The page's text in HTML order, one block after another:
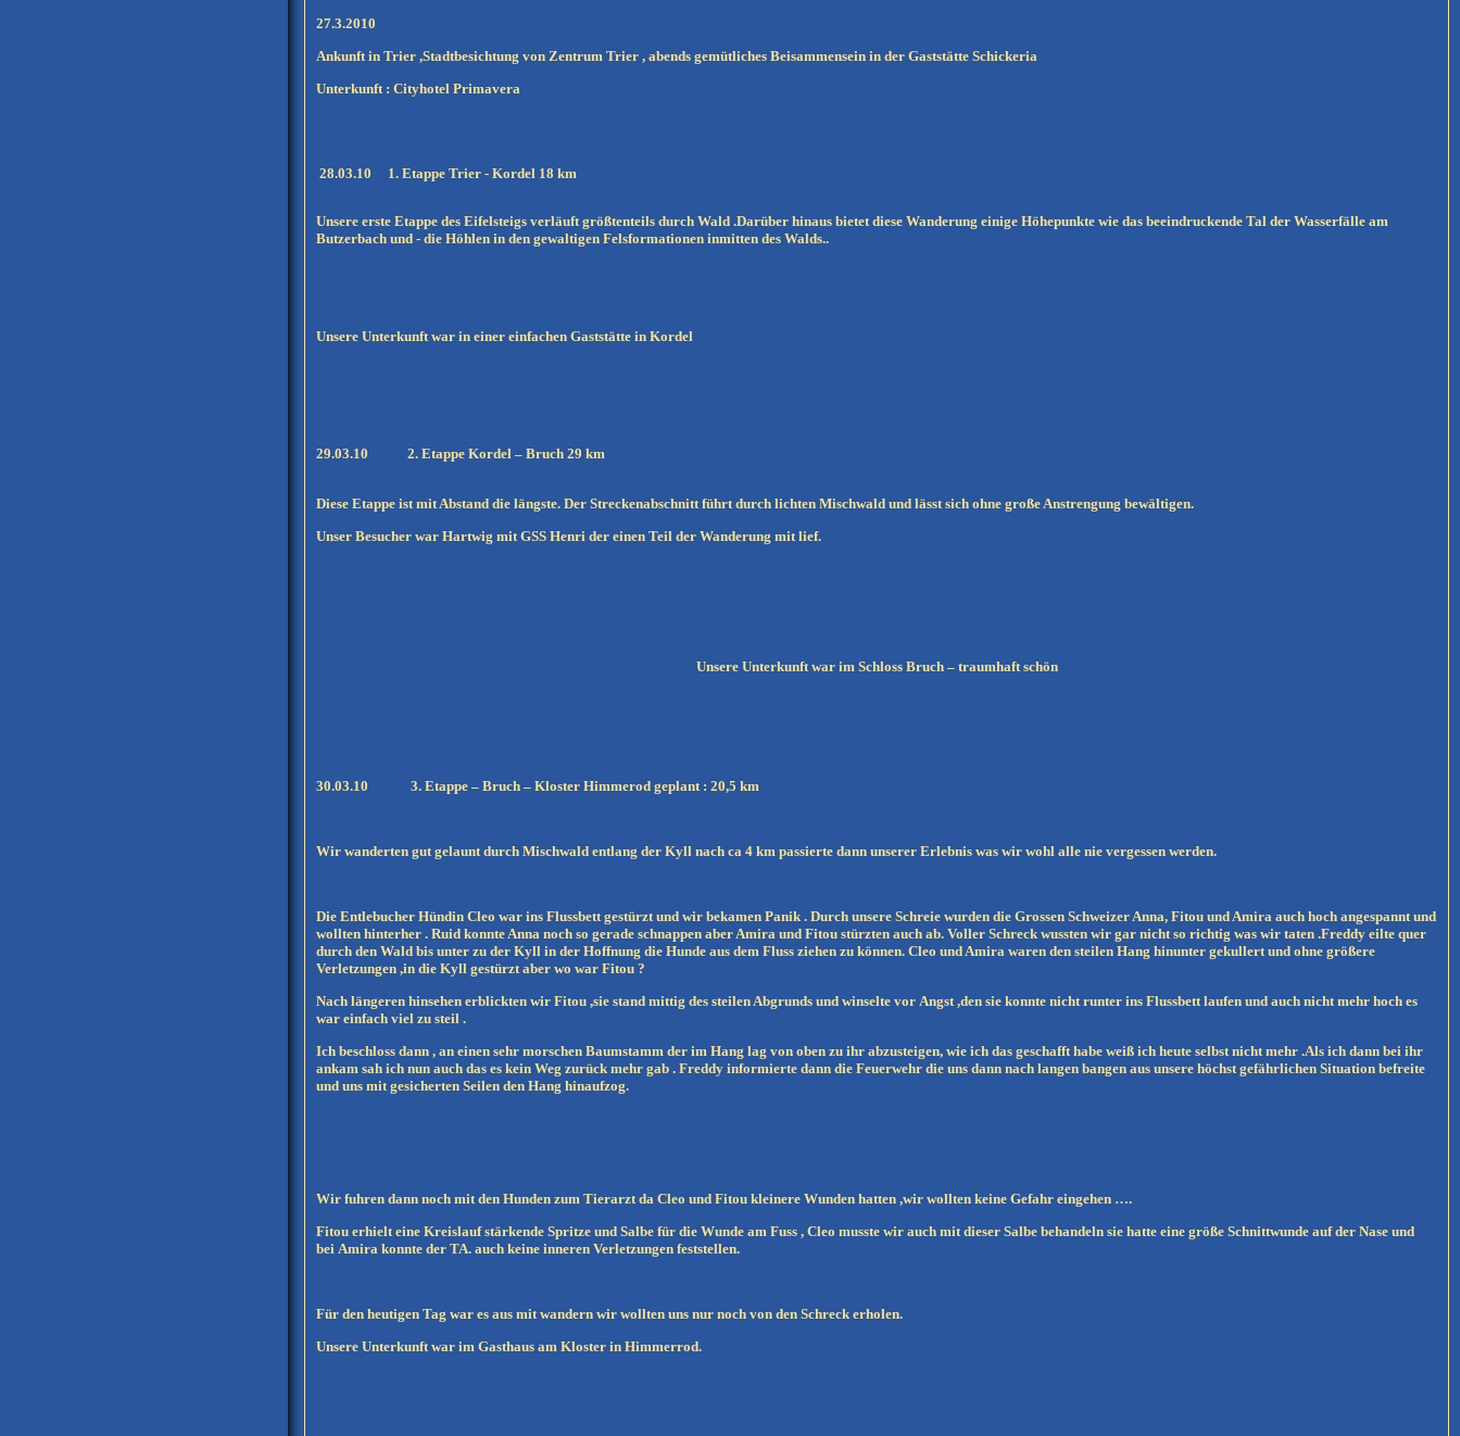
27.3.2010
Ankunft in Trier ,Stadtbesichtung von Zentrum Trier , abends gemütliches Beisammensein in der Gaststätte Schickeria
Unterkunft : Cityhotel Primavera
28.03.10 1. Etappe Trier - Kordel 18 km
Unsere erste Etappe des Eifelsteigs verläuft größtenteils durch Wald .Darüber hinaus bietet diese Wanderung einige Höhepunkte wie das beeindruckende Tal der Wasserfälle am
Butzerbach und - die Höhlen in den gewaltigen Felsformationen inmitten des Walds..
Unsere Unterkunft war in einer einfachen Gaststätte in Kordel
29.03.10 2. Etappe Kordel – Bruch 29 km
Diese Etappe ist mit Abstand die längste. Der Streckenabschnitt führt durch lichten Mischwald und lässt sich ohne große Anstrengung bewältigen.
Unser Besucher war Hartwig mit GSS Henri der einen Teil der Wanderung mit lief.
Unsere Unterkunft war im Schloss Bruch – traumhaft schön
30.03.10 3. Etappe – Bruch – Kloster Himmerod geplant : 20,5 km
Wir wanderten gut gelaunt durch Mischwald entlang der Kyll nach ca 4 km passierte dann unserer Erlebnis was wir wohl alle nie vergessen werden.
Die Entlebucher Hündin Cleo war ins Flussbett gestürzt und wir bekamen Panik . Durch unsere Schreie wurden die Grossen Schweizer Anna, Fitou und Amira auch hoch angespannt und
wollten hinterher . Ruid konnte Anna noch so gerade schnappen aber Amira und Fitou stürzten auch ab. Voller Schreck wussten wir gar nicht so richtig was wir taten .Freddy eilte quer
durch den Wald bis unter zu der Kyll in der Hoffnung die Hunde aus dem Fluss ziehen zu können. Cleo und Amira waren den steilen Hang hinunter gekullert und ohne größere
Verletzungen ,in die Kyll gestürzt aber wo war Fitou ?
Nach längeren hinsehen erblickten wir Fitou ,sie stand mittig des steilen Abgrunds und winselte vor Angst ,den sie konnte nicht runter ins Flussbett laufen und auch nicht mehr hoch es
war einfach viel zu steil .
Ich beschloss dann , an einen sehr morschen Baumstamm der im Hang lag von oben zu ihr abzusteigen, wie ich das geschafft habe weiß ich heute selbst nicht mehr .Als ich dann bei ihr
ankam sah ich nun auch das es kein Weg zurück mehr gab . Freddy informierte dann die Feuerwehr die uns dann nach langen bangen aus unsere höchst gefährlichen Situation befreite
und uns mit gesicherten Seilen den Hang hinaufzog.
Wir fuhren dann noch mit den Hunden zum Tierarzt da Cleo und Fitou kleinere Wunden hatten ,wir wollten keine Gefahr eingehen ….
Fitou erhielt eine Kreislauf stärkende Spritze und Salbe für die Wunde am Fuss , Cleo musste wir auch mit dieser Salbe behandeln sie hatte eine größe Schnittwunde auf der Nase und
bei Amira konnte der TA. auch keine inneren Verletzungen feststellen.
Für den heutigen Tag war es aus mit wandern wir wollten uns nur noch von den Schreck erholen.
Unsere Unterkunft war im Gasthaus am Kloster in Himmerrod.